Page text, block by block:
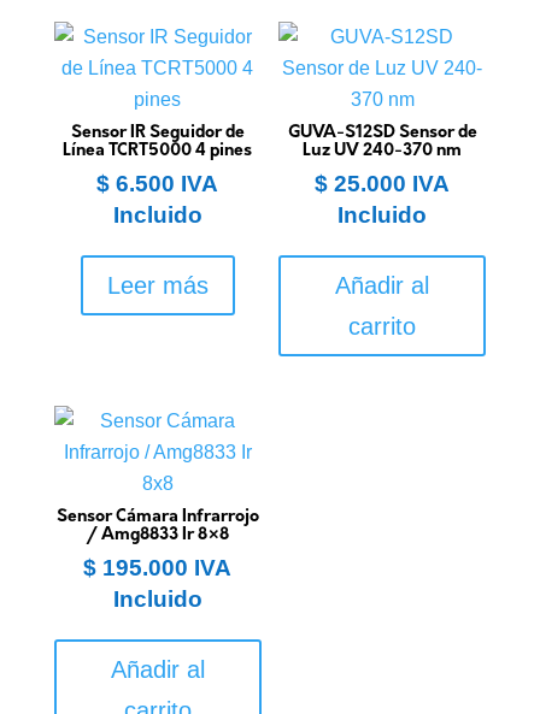
Sensor IR Seguidor de
Línea TCRT5000 4 pines
$ 6.500 IVA
Incluido
Leer más
GUVA-S12SD Sensor de
Luz UV 240-370 nm
$ 25.000 IVA
Incluido
Añadir al
carrito
Sensor Cámara Infrarrojo
/ Amg8833 Ir 8×8
$ 195.000 IVA
Incluido
Añadir al